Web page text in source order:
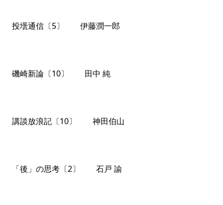
投壜通信〔5〕 伊藤潤一郎
磯崎新論〔10〕 田中 純
講談放浪記〔10〕 神田伯山
「後」の思考〔2〕 石戸 諭